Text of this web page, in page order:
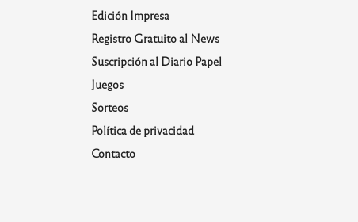
Edición Impresa
Registro Gratuito al News
Suscripción al Diario Papel
Juegos
Sorteos
Política de privacidad
Contacto